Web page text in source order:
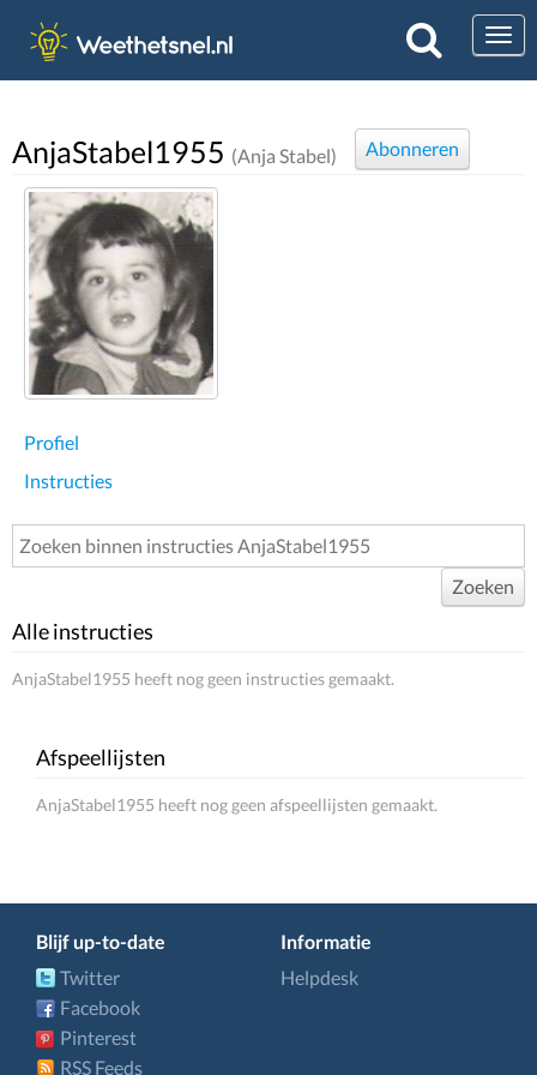
AnjaStabel1955 (Anja Stabel) Abonneren
Profiel
Instructies
Zoeken
Alle instructies
AnjaStabel1955 heeft nog geen instructies gemaakt.
Afspeellijsten
AnjaStabel1955 heeft nog geen afspeellijsten gemaakt.
Blijf up-to-date
Twitter
Facebook
Pinterest
RSS Feeds
Informatie
Helpdesk